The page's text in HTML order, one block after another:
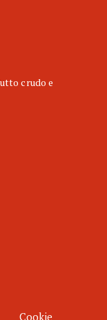
crudo e
Cookie